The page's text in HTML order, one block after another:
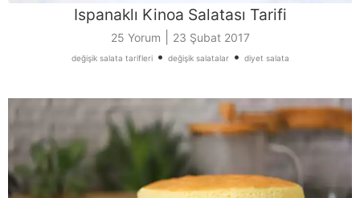
Ispanaklı Kinoa Salatası Tarifi
25 Yorum 23 Şubat 2017
değişik salata tarifleri• değişik salatalar• diyet salata